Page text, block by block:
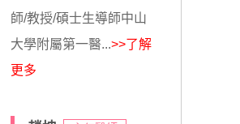
師/教授/碩士生導師中山
大學附屬第一醫...>>了解
更多